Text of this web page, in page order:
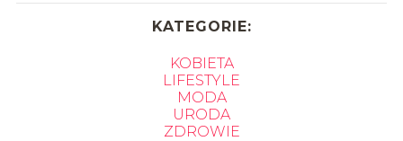
KATEGORIE:
KOBIETA
LIFESTYLE
MODA
URODA
ZDROWIE